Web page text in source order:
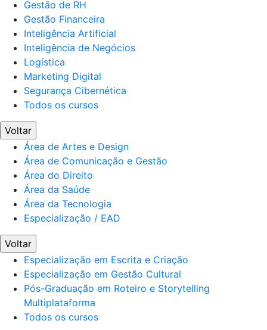
Gestão de RH
Gestão Financeira
Inteligência Artificial
Inteligência de Negócios
Logística
Marketing Digital
Segurança Cibernética
Todos os cursos
Voltar
Área de Artes e Design
Área de Comunicação e Gestão
Área do Direito
Área da Saúde
Área da Tecnologia
Especialização / EAD
Voltar
Especialização em Escrita e Criação
Especialização em Gestão Cultural
Pós-Graduação em Roteiro e Storytelling
Multiplataforma
Todos os cursos